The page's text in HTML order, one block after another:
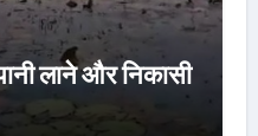
लाने और निकासी